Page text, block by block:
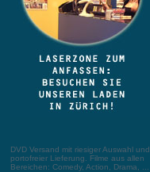
DVD Versand mit riesiger Auswahl und
portofreier Lieferung. Filme aus allen
Bereichen: Comedy, Action, Drama, ...